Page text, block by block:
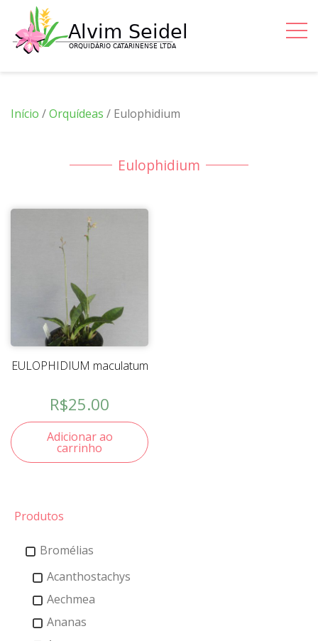
Início /Orquídeas / Eulophidium
Eulophidium
EULOPHIDIUM maculatum
R$25.00
Adicionar ao
carrinho
Produtos
Bromélias
Acanthostachys
Aechmea
Ananas